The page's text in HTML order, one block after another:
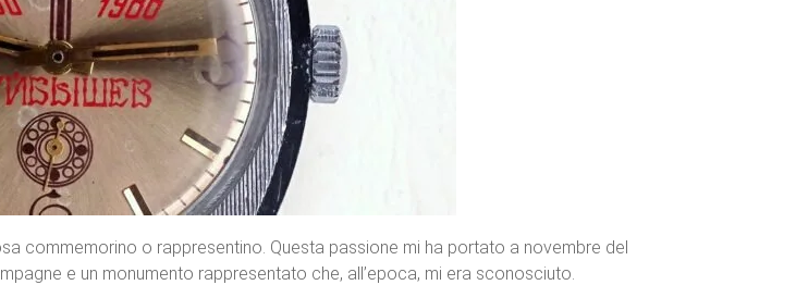
commemorino o rappresentino. Questa passione mi ha portato a novembre del
e un monumento rappresentato che, all’epoca, mi era sconosciuto.